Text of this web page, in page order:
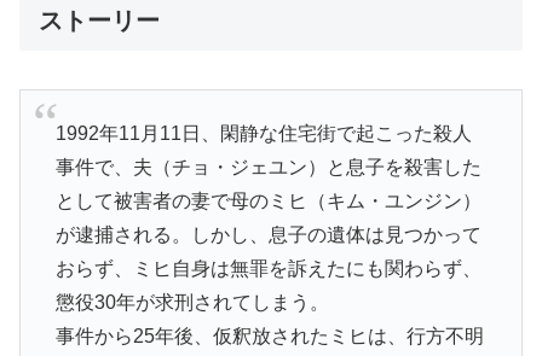
ストーリー
1992年11月11日、閑静な住宅街で起こった殺人
事件で、夫（チョ・ジェユン）と息子を殺害した
として被害者の妻で母のミヒ（キム・ユンジン）
が逮捕される。しかし、息子の遺体は見つかって
おらず、ミヒ自身は無罪を訴えたにも関わらず、
懲役30年が求刑されてしまう。
事件から25年後、仮釈放されたミヒは、行方不明